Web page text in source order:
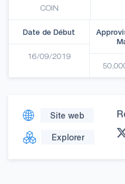
COIN
Date de Début
16/09/2019
Site web
Explorer